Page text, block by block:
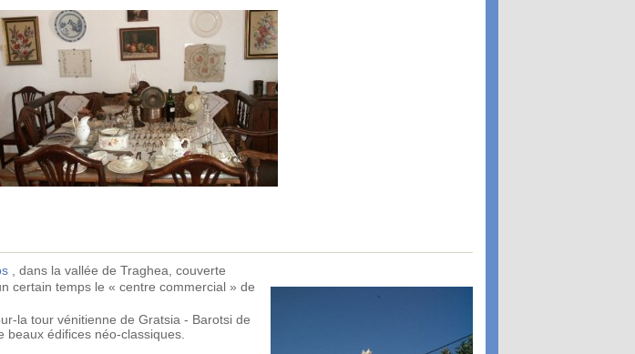
, dans la vallée de Traghea, couverte
certain temps le « centre commercial » de
la tour vénitienne de Gratsia - Barotsi de
édifices néo-classiques.